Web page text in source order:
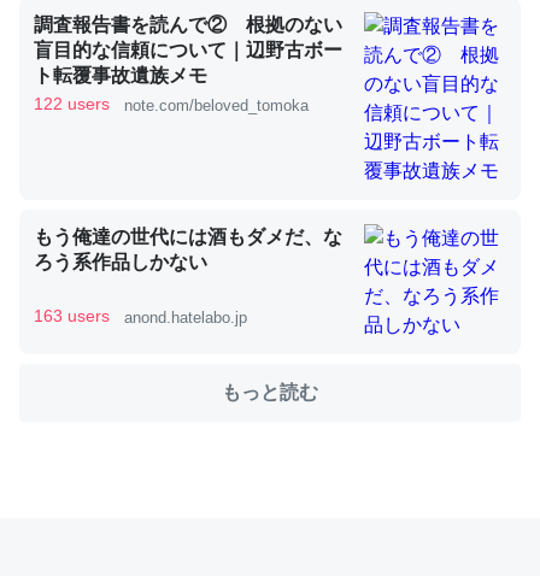
ウチもEchoを実家に置いて４年。でたまに覗いてる。ぼ
ちぼちRingも置こうかと画策中。あと、Googleマップで
これ見て生きてるなって分かる。
─たまにLINEするくらいだった遠方の父67歳と僕。ITツール導入で
コミュニケーションが劇的に変化した｜tayorini by LIFULL介護
調査報告書を読んで② 根拠のない
盲目的な信頼について｜辺野古ボー
ト転覆事故遺族メモ
122 users note.com/beloved_tomoka
もう俺達の世代には酒もダメだ、な
ろう系作品しかない
163 users anond.hatelabo.jp
もっと読む